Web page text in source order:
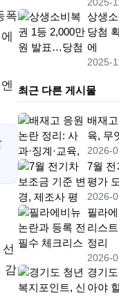
폭
감
2025-
상생
당첨
에
2025-
최근 다른 게시물
배재
육, 무
2026-
7월 전
평가
2026-
필라
리스
정리
2026-
경기
아야